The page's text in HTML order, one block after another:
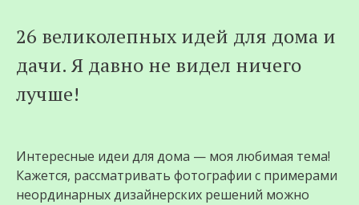
к
содержимому
26 великолепных идей для дома и
дачи. Я давно не видел ничего
лучше!
Интересные идеи для дома — моя любимая тема!
Кажется, рассматривать фотографии с примерами
неординарных дизайнерских решений можно